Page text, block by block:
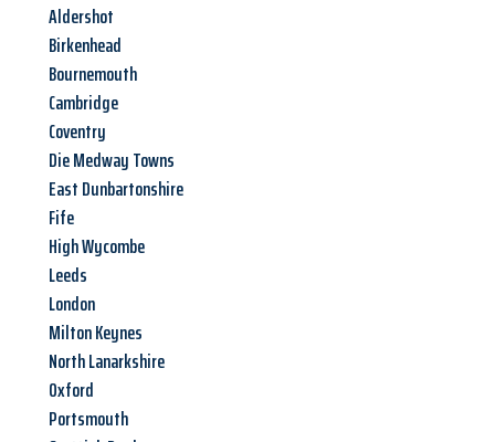
Aldershot
Birkenhead
Bournemouth
Cambridge
Coventry
Die Medway Towns
East Dunbartonshire
Fife
High Wycombe
Leeds
London
Milton Keynes
North Lanarkshire
Oxford
Portsmouth